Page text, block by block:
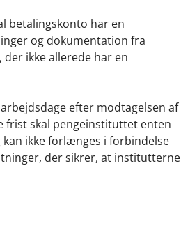
betalingskonto har en
og dokumentation fra
ikke allerede har en
efter modtagelsen af
frist skal pengeinstituttet enten
ikke forlænges i forbindelse
der sikrer, at institutterne